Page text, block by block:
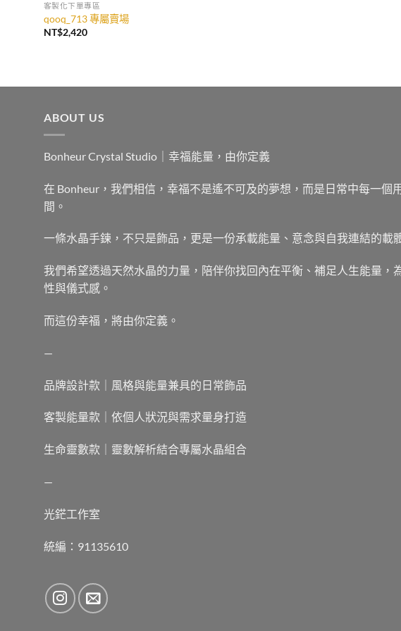
客製化下單專區
qooq_713 專屬賣場
NT$2,420
ABOUT US
Bonheur Crystal Studio｜幸福能量，由你定義
在 Bonheur，我們相信，幸福不是遙不可及的夢想，而是日常中每一個
間。
一條水晶手鍊，不只是飾品，更是一份承載能量、意念與自我連結的載
我們希望透過天然水晶的力量，陪伴你找回內在平衡、補足人生能量，
性與儀式感。
而這份幸福，將由你定義。
—
品牌設計款｜風格與能量兼具的日常飾品
客製能量款｜依個人狀況與需求量身打造
生命靈數款｜靈數解析結合專屬水晶組合
—
光鋩工作室
統編：91135610